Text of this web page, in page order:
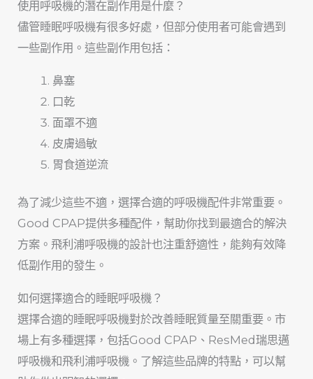
使用呼吸機的潛在副作用是什麼？
儘管睡眠呼吸機有很多好處，但部分使用者可能會遇到
一些副作用。這些副作用包括：
鼻塞
口乾
面罩不適
皮膚過敏
胃食道逆流
為了減少這些不適，選擇合適的呼吸機配件非常重要。
Good CPAP提供多種配件，幫助你找到最適合的解決
方案。飛利浦呼吸機的設計也注重舒適性，能夠有效降
低副作用的發生。
如何選擇適合的睡眠呼吸機？
選擇合適的睡眠呼吸機對於改善睡眠質量至關重要。市
場上有多種選擇，包括Good CPAP、ResMed瑞思邁
呼吸機和飛利浦呼吸機。了解這些品牌的特點，可以幫